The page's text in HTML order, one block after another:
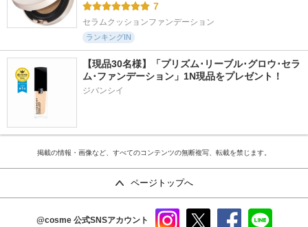
7
セラムクッションファンデーション
ランキングIN
【現品30名様】「プリズム･リーブル･グロウ･セラ
ジバンシイ
掲載の情報・画像など、すべてのコンテンツの無断複写、転載を禁じます。
ページトップへ
@cosme 公式SNSアカウント